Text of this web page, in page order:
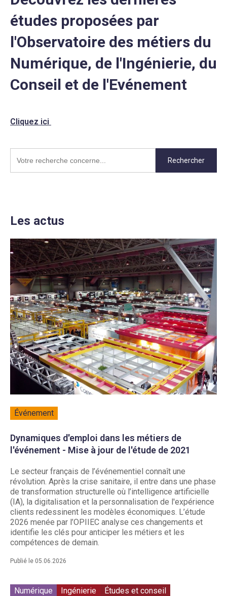
études proposées par
l'Observatoire des métiers du
Numérique, de l'Ingénierie, du
Conseil et de l'Evénement
Cliquez ici
Rechercher
Les actus
Événement
Dynamiques d'emploi dans les métiers de
l'événement - Mise à jour de l'étude de 2021
Le secteur français de l’événementiel connaît une
révolution. Après la crise sanitaire, il entre dans une phase
de transformation structurelle où l’intelligence artificielle
(IA), la digitalisation et la personnalisation de l'expérience
clients redessinent les modèles économiques. L’étude
2026 menée par l’OPIIEC analyse ces changements et
identifie les clés pour anticiper les métiers et les
compétences de demain.
Publié le 05.06.2026
Numérique Ingénierie
Études et conseil